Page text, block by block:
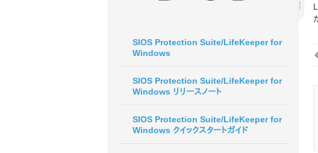
SIOS Protection Suite/LifeKeeper for
Windows
SIOS Protection Suite/LifeKeeper for
Windows リリースノート
SIOS Protection Suite/LifeKeeper for
Windows クイックスタートガイド